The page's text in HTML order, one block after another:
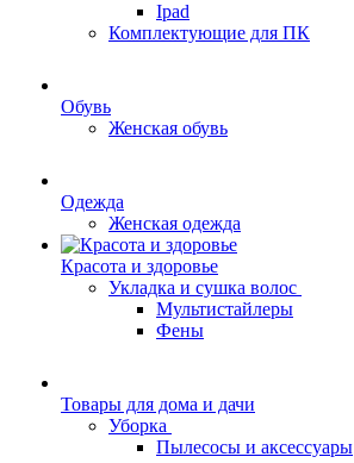
Ipad
Комплектующие для ПК
Обувь
Женская обувь
Одежда
Женская одежда
Красота и здоровье
Укладка и сушка волос
Мультистайлеры
Фены
Товары для дома и дачи
Уборка
Пылесосы и аксессуары